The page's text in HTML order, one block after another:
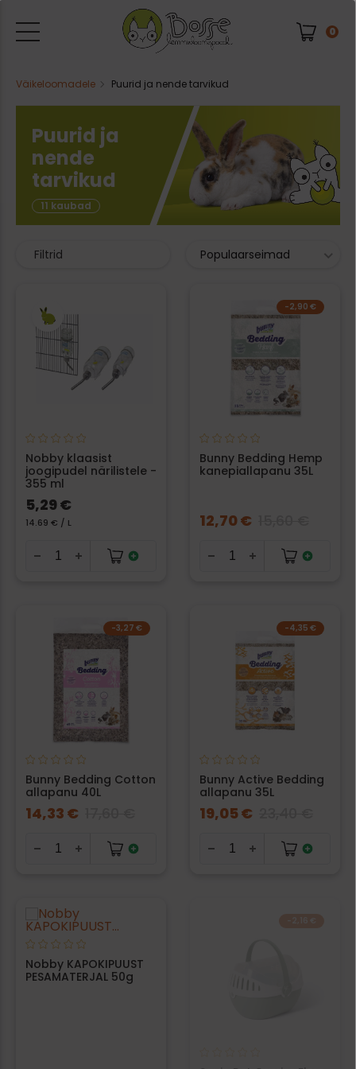
0
Väikeloomadele Puurid ja nende tarvikud
Puurid ja
nende
tarvikud
11 kaubad
Filtrid Populaarseimad
Nobby klaasist
joogipudel närilistele -
355 ml
5,29 €
14.69 € / L
-2,90 €
Bunny Bedding Hemp
kanepiallapanu 35L
12,70 €
-3,27 €
Bunny Bedding Cotton
allapanu 40L
14,33 €
-4,35 €
Bunny Active Bedding
allapanu 35L
19,05 €
Nobby KAPOKIPUUST
PESAMATERJAL 50g